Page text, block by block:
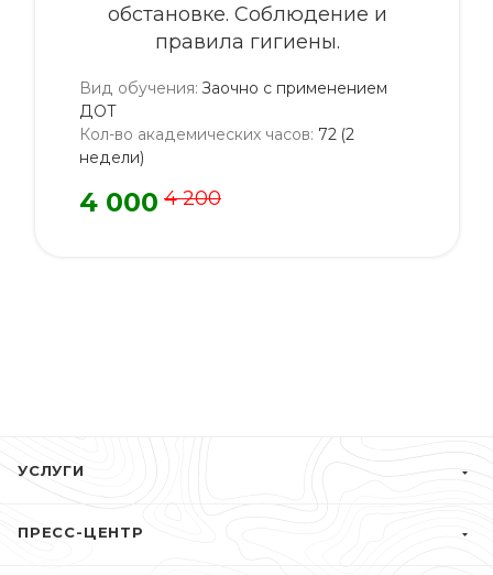
обстановке. Соблюдение и
правила гигиены.
Вид обучения: Заочно с применением
ДОТ
Кол-во академических часов: 72 (2
недели)
4 000 4 200
УСЛУГИ
ПРЕСС-ЦЕНТР